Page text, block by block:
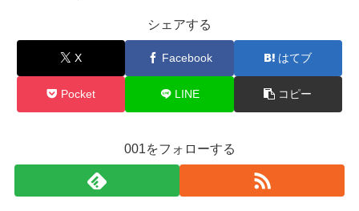
シェアする
X Facebook はてブ
Pocket LINE コピー
001をフォローする